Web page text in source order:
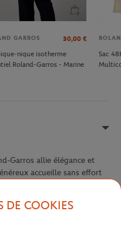
GARROS 30,00 €
nique isotherme
Roland-Garros - Marine
Sac
Garros allie élégance et
accueille sans effort
les trajets domicile-travail
DE COOKIES